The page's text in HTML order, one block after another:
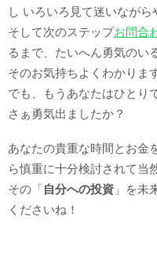
し いろいろ見て迷いながら
そして次のステップお問合
るまで、たいへん勇気のい
そのお気持ちよくわかりま
でも、もうあなたはひとり
さぁ勇気出ましたか？
あなたの貴重な時間とお金
ら慎重に十分検討されて当
その「自分への投資 」を未
くださいね！